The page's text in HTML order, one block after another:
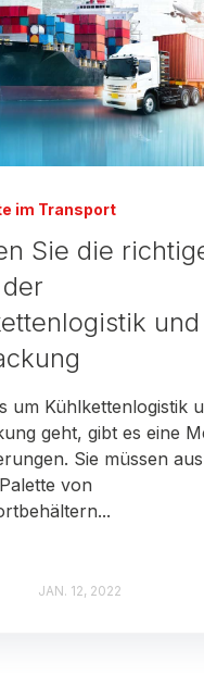
im Transport
Sie die
und
um Kühlkettenlogistik
geht, gibt es eine
Sie müssen
von
JAN. 12, 2022